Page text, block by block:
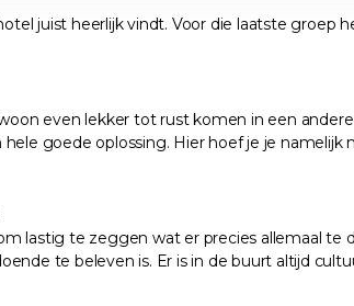
juist heerlijk vindt. Voor die laatste groep
even lekker tot rust komen in een
goede oplossing. Hier hoef je je
lastig te zeggen wat er precies allemaal te
te beleven is. Er is in de buurt altijd